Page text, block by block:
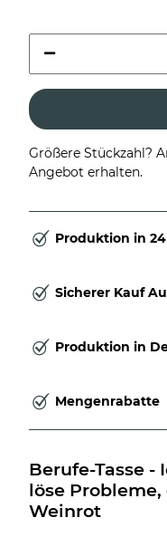
Größere Stückzahl?
Angebot erhalten.
Produktion in
Sicherer Kauf
Produktion in
Mengenrabatte
Berufe-Tasse -
löse
Weinrot